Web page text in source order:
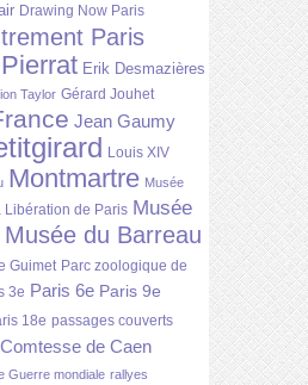
Drawing Now Paris
Paris
Erik Desmazières
Taylor Gérard Jouhet
Jean Gaumy
Louis XIV
Montmartre Musée
Libération de Paris Musée
Musée du Barreau
Guimet Parc zoologique de
3e Paris 6e Paris 9e
18e passages couverts
de Caen
Guerre mondiale rallyes